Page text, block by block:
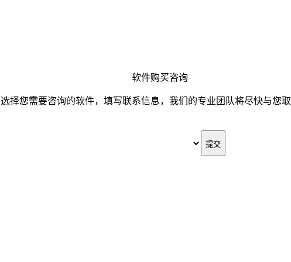
软件购买咨询
选择您需要咨询的软件，填写联系信息，我们的专业团队将尽快与您